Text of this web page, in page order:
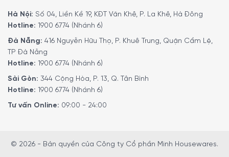
Hà Nội: Số 04, Liền Kề 19, KĐT Văn Khê, P. La Khê, Hà Đông
Hotline: 1900 6774 (Nhánh 6)
Đà Nẵng: 416 Nguyễn Hữu Thọ, P. Khuê Trung, Quận Cẩm Lệ,
TP Đà Nẵng
Hotline: 1900 6774 (Nhánh 6)
Sài Gòn: 344 Cộng Hòa, P. 13, Q. Tân Bình
Hotline: 1900 6774 (Nhánh 6)
Tư vấn Online: 09:00 - 24:00
© 2026 - Bản quyền của Công ty Cổ phần Minh Housewares.